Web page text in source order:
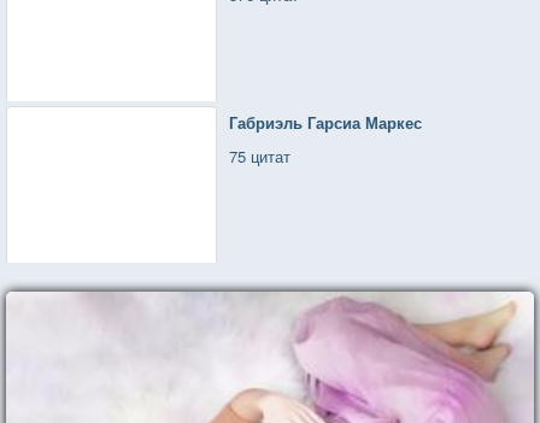
Габриэль Гарсиа Маркес
75 цитат